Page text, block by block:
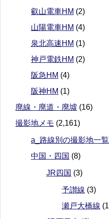
叡山電車HM (2)
山陽電車HM (4)
泉北高速HM (1)
神戸電鉄HM (2)
阪急HM (4)
阪神HM (1)
廃線・廃道・廃墟 (16)
撮影地メモ (2,161)
a_路線別の撮影地一覧
中国・四国 (8)
JR四国 (3)
予讃線 (3)
瀬戸大橋線